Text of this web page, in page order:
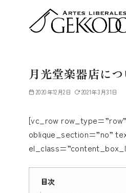
月光堂楽器店につ
2020年12月2日 2021年3月31日
[vc_row
oblique_section=”no”
目次